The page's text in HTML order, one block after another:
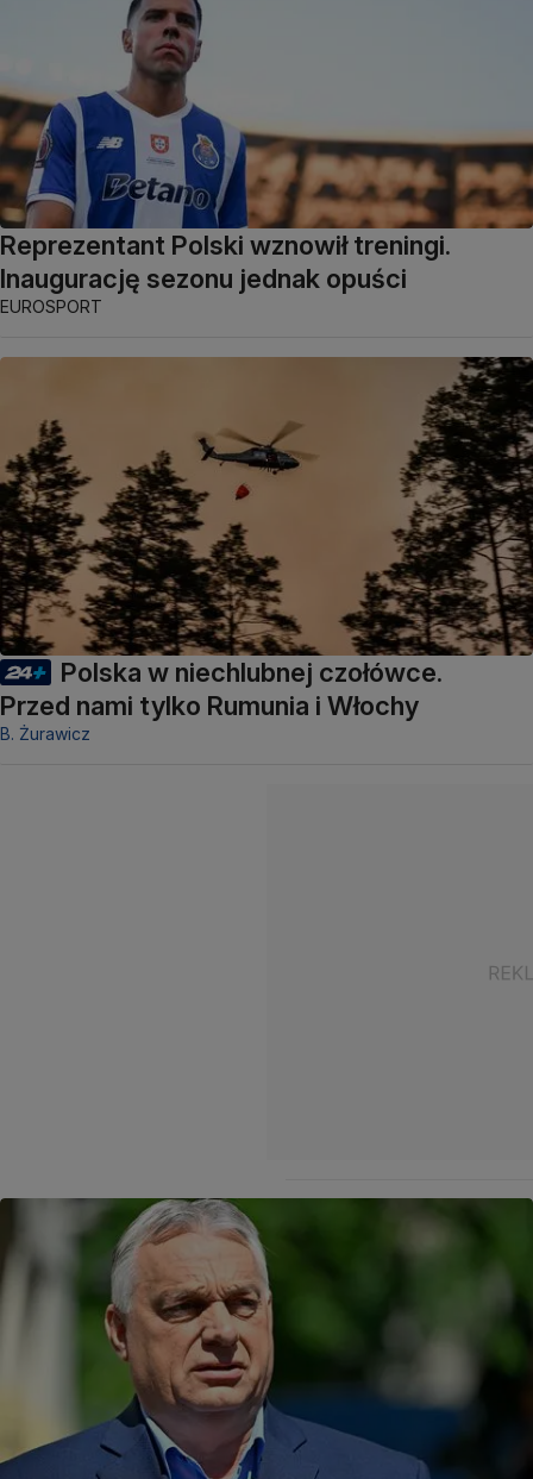
Reprezentant Polski wznowił treningi.
Inaugurację sezonu jednak opuści
EUROSPORT
Polska w niechlubnej czołówce.
Przed nami tylko Rumunia i Włochy
B. Żurawicz